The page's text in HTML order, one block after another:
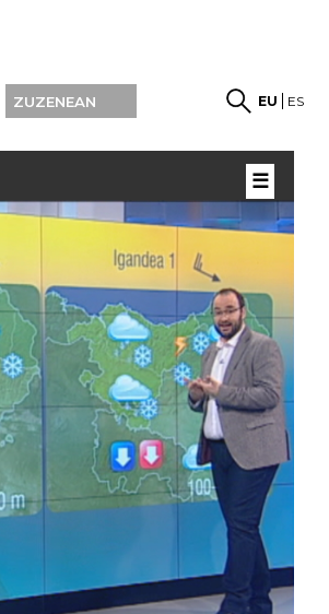
ZUZENEAN EU ES
☰